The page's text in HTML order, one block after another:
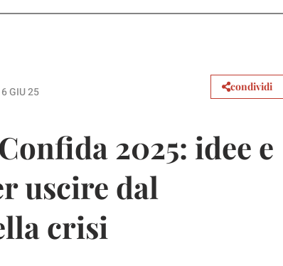
GIU 25 condividi
2025: idee e
uscire dal
crisi